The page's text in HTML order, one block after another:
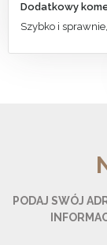
Dodatkowy
Szybko i
PODAJ SWÓJ